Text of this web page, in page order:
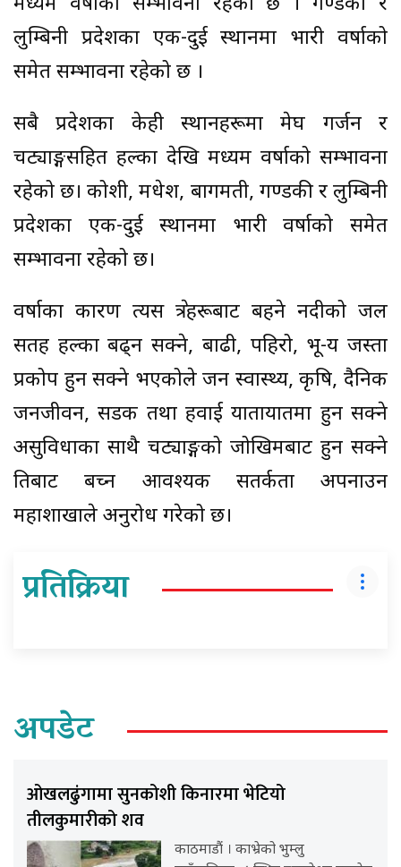
लुम्बिनी प्रदेशका एक-दुई स्थानमा भारी वर्षाको
समेत सम्भावना रहेको छ ।
सबै प्रदेशका केही स्थानहरूमा मेघ गर्जन र
चट्याङ्गसहित हल्का देखि मध्यम वर्षाको सम्भावना
रहेको छ। कोशी, मधेश, बागमती, गण्डकी र लुम्बिनी
प्रदेशका एक-दुई स्थानमा भारी वर्षाको समेत
सम्भावना रहेको छ।
वर्षाका कारण त्यस क्षेत्रहरूबाट बहने नदीको जल
सतह हल्का बढ्न सक्ने, बाढी, पहिरो, भू-क्षय जस्ता
प्रकोप हुन सक्ने भएकोले जन स्वास्थ्य, कृषि, दैनिक
जनजीवन, सडक तथा हवाई यातायातमा हुन सक्ने
असुविधाका साथै चट्याङ्गको जोखिमबाट हुन सक्ने
क्षतिबाट बच्न आवश्यक सतर्कता अपनाउन
महाशाखाले अनुरोध गरेको छ।
प्रतिक्रिया
अपडेट
ओखलढुंगामा सुनकोशी किनारमा भेटियो
तीलकुमारीको शव
काठमाडौं । काभ्रेको भुम्लु